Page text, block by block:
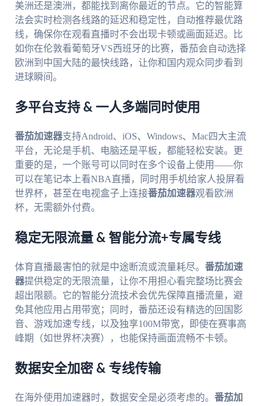
美洲还是澳洲，都能找到离你最近的节点。它的智能算
法会实时检测各线路的延迟和稳定性，自动推荐最优路
线，确保你在观看直播时不会出现卡顿或画面延迟。比
如你在伦敦看葡萄牙VS西班牙的比赛，番茄会自动选择
欧洲到中国大陆的最快线路，让你和国内观众同步看到
进球瞬间。
多平台支持 & 一人多端同时使用
番茄加速器支持Android、iOS、Windows、Mac四大主流
平台，无论是手机、电脑还是平板，都能轻松安装。更
重要的是，一个账号可以同时在多个设备上使用——你
可以在笔记本上看NBA直播，同时用手机给家人投屏看
世界杯，甚至在电视盒子上连接番茄加速器观看欧洲
杯，无需额外付费。
稳定无限流量 & 智能分流+专属专线
体育直播最害怕的就是中途断流或流量耗尽。 番茄加速
器提供稳定的无限流量，让你不用担心看完整场比赛会
超出限额。它的智能分流技术会优先保障直播流量，避
免其他应用占用带宽；同时，番茄还设有精选的回国影
音、游戏加速专线，以及独享100M带宽，即使在赛事高
峰期（如世界杯决赛），也能保持画面流畅不卡顿。
数据安全加密 & 专线传输
在海外使用加速器时，数据安全是必须考虑的。 番茄加